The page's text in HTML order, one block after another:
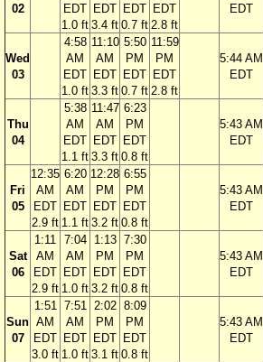
02
EDT
1.0 ft
EDT
3.4 ft
EDT
0.7 ft
EDT
2.8 ft
EDT
Wed
03
4:58
AM
EDT
1.0 ft
11:10
AM
EDT
3.3 ft
5:50
PM
EDT
0.7 ft
11:59
PM
EDT
2.8 ft
5:44 AM
EDT
Thu
04
5:38
AM
EDT
1.1 ft
11:47
AM
EDT
3.3 ft
6:23
PM
EDT
0.8 ft
5:43 AM
EDT
Fri
05
12:35
AM
EDT
2.9 ft
6:20
AM
EDT
1.1 ft
12:28
PM
EDT
3.2 ft
6:55
PM
EDT
0.8 ft
5:43 AM
EDT
Sat
06
1:11
AM
EDT
2.9 ft
7:04
AM
EDT
1.0 ft
1:13
PM
EDT
3.2 ft
7:30
PM
EDT
0.8 ft
5:43 AM
EDT
Sun
07
1:51
AM
EDT
3.0 ft
7:51
AM
EDT
1.0 ft
2:02
PM
EDT
3.1 ft
8:09
PM
EDT
0.8 ft
5:43 AM
EDT